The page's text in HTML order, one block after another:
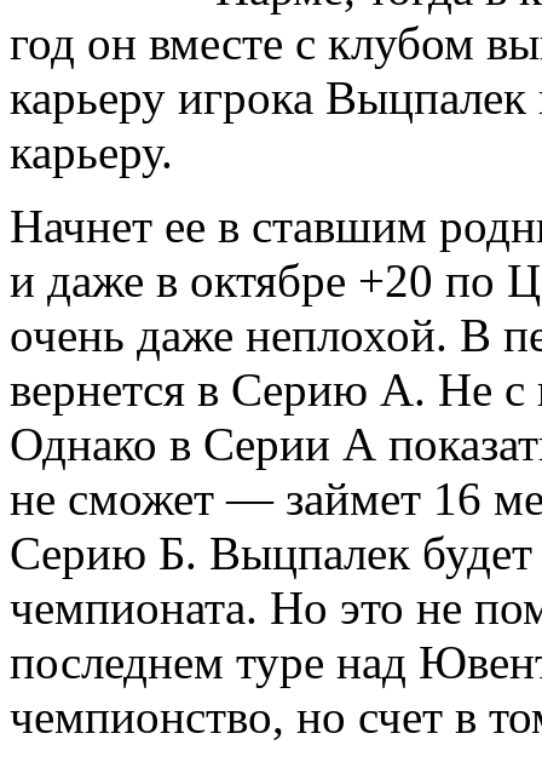
год он вместе с клубом
карьеру игрока
карьеру.
Начнет ее в ставшим
и даже в октябре +20 по
очень даже неплохой. В
вернется в Серию А. Не с
Однако в Серии А
не сможет — займет 16
Серию Б. Выцпалек будет
чемпионата. Но это не
последнем туре над
чемпионство, но счет в